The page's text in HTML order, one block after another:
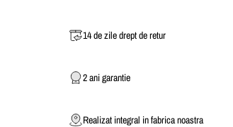
14 de zile drept de retur
2 ani garantie
Realizat integral in fabrica noastra